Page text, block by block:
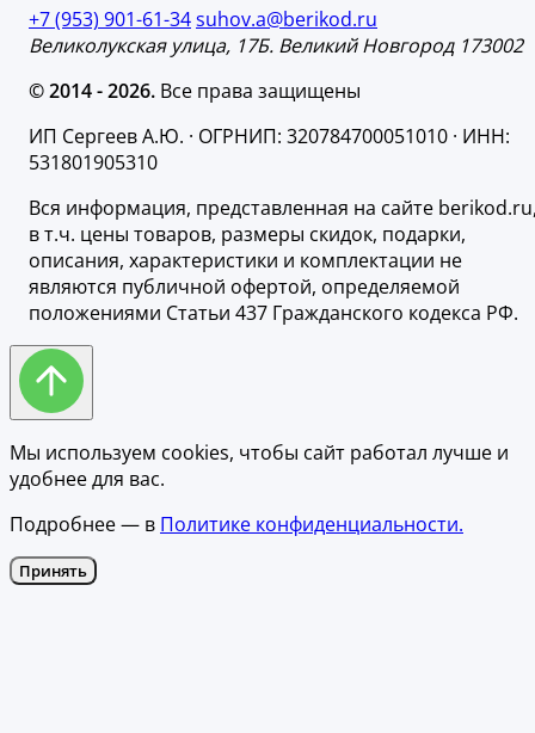
+7 (953) 901-61-34suhov.a@berikod.ru
Великолукская улица, 17Б. Великий Новгород 173002
© 2014 - 2026. Все права защищены
ИП Сергеев А.Ю. · ОГРНИП: 320784700051010 · ИНН:
531801905310
Вся информация, представленная на сайте
в т.ч. цены товаров, размеры скидок, подарки,
описания, характеристики и комплектации не
являются публичной офертой, определяемой
положениями Статьи 437 Гражданского кодекса РФ.
Мы используем cookies, чтобы сайт работал лучше и
удобнее для вас.
Подробнее — в Политике конфиденциальности.
Принять